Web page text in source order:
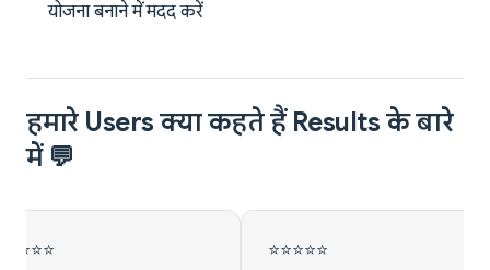
योजना बनाने में मदद करें
हमारे Users क्या कहते हैं Results के बारे
में 💬
⭐⭐⭐⭐⭐